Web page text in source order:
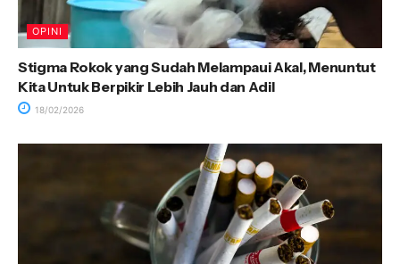
OPINI
Stigma Rokok yang Sudah Melampaui Akal, Menuntut
Kita Untuk Berpikir Lebih Jauh dan Adil
18/02/2026